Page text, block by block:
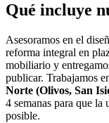
Qué incluye
Asesoramos en el
reforma integral en
mobiliario y
publicar. Trabajamos
Norte (Olivos, San
4 semanas para que la
posible.